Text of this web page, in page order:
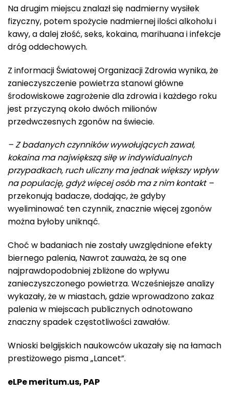
Na drugim miejscu znalazł się nadmierny wysiłek
fizyczny, potem spożycie nadmiernej ilości alkoholu i
kawy, a dalej złość, seks, kokaina, marihuana i infekcje
dróg oddechowych.
Z informacji Światowej Organizacji Zdrowia wynika, że
zanieczyszczenie powietrza stanowi główne
środowiskowe zagrożenie dla zdrowia i każdego roku
jest przyczyną około dwóch milionów
przedwczesnych zgonów na świecie.
– Z badanych czynników wywołujących zawał,
kokaina ma największą siłę w indywidualnych
przypadkach, ruch uliczny ma jednak większy wpływ
na populację, gdyż więcej osób ma z nim kontakt –
przekonują badacze, dodając, że gdyby
wyeliminować ten czynnik, znacznie więcej zgonów
można byłoby uniknąć.
Choć w badaniach nie zostały uwzględnione efekty
biernego palenia, Nawrot zauważa, że są one
najprawdopodobniej zbliżone do wpływu
zanieczyszczonego powietrza. Wcześniejsze analizy
wykazały, że w miastach, gdzie wprowadzono zakaz
palenia w miejscach publicznych odnotowano
znaczny spadek częstotliwości zawałów.
Wnioski belgijskich naukowców ukazały się na łamach
prestiżowego pisma „Lancet”.
eLPe meritum.us, PAP